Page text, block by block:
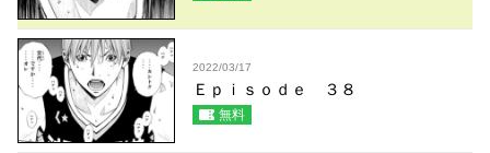
2022/03/17
Ｅｐｉｓｏｄｅ ３８
無料